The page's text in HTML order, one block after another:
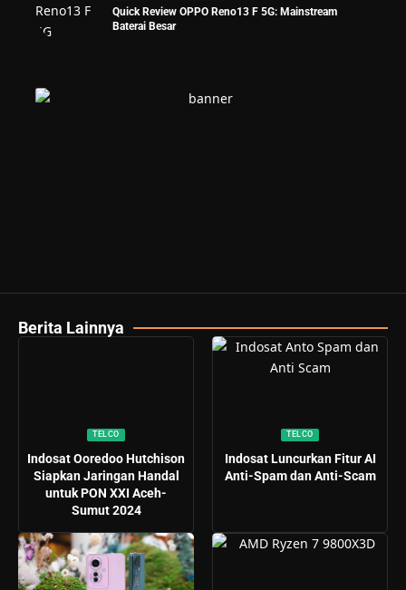
Quick Review OPPO Reno13 F 5G: Mainstream
Baterai Besar
Berita Lainnya
TELCO
Indosat Ooredoo Hutchison
Siapkan Jaringan Handal
untuk PON XXI Aceh-
Sumut 2024
TELCO
Indosat Luncurkan Fitur AI
Anti-Spam dan Anti-Scam